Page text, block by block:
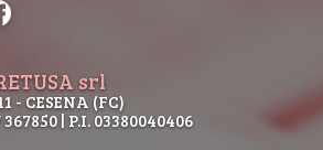
srl
- CESENA (FC)
| P.I. 03380040406